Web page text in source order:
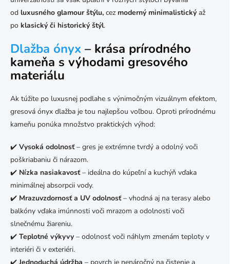
od luxusného glamour štýlu, cez moderný minimalistický až
po klasický či historický štýl.
Dlažba ónyx – krása prírodného
kameňa s výhodami gresového
materiálu
Ak túžite po luxusnej podlahe s výnimočným vizuálnym efektom,
gresová ónyx dlažba je tou najlepšou voľbou. Oproti prírodnému
kameňu ponúka množstvo praktických výhod:
✔️ Vysoká odolnosť – gres je extrémne tvrdý a odolný voči
poškriabaniu či nárazom.
✔️ Nízka nasiakavosť – ideálna do kúpeľní a kuchýň vďaka
minimálnej absorpcii vody.
✔️ Mrazuvzdornosť a UV odolnosť – vhodná aj na terasy alebo
balkóny vďaka imúnnosti voči mrazom a odolnosti voči
slnečnému žiareniu.
✔️ Teplotné výkyvy – odolnosť voči náhlym zmenám teploty v
interiéri či v exteriéri.